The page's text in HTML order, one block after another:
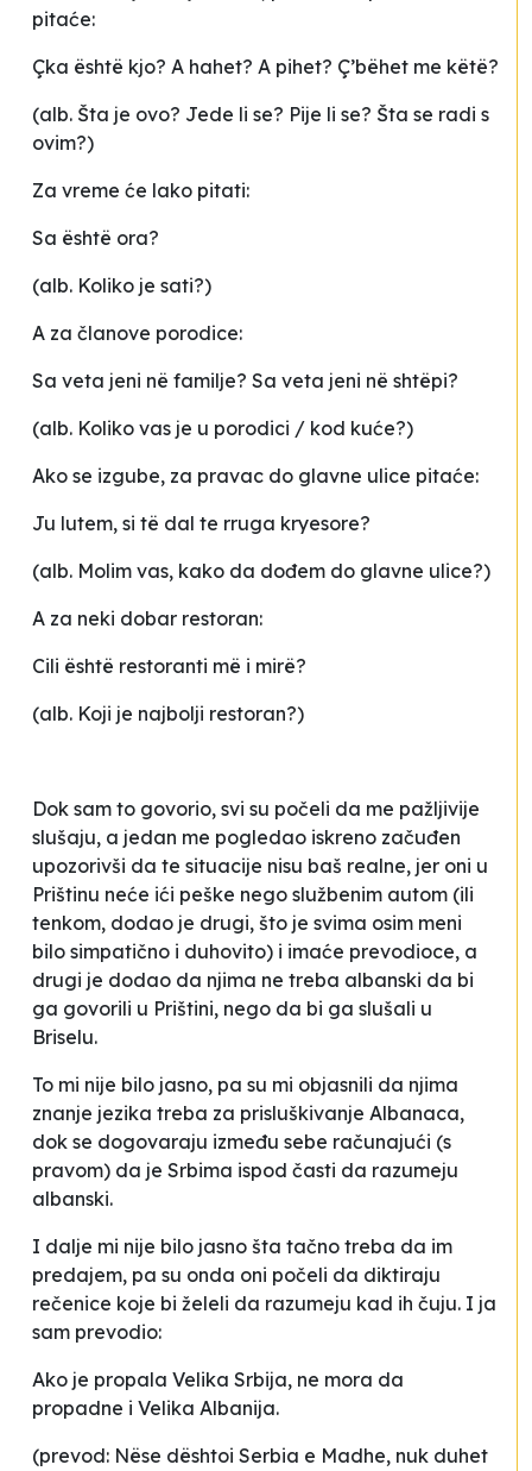
pitaće:
Çka është kjo? A hahet? A pihet? Ç’bëhet me këtë?
(alb. Šta je ovo? Jede li se? Pije li se? Šta se radi s
ovim?)
Za vreme će lako pitati:
Sa është ora?
(alb. Koliko je sati?)
A za članove porodice:
Sa veta jeni në familje? Sa veta jeni në shtëpi?
(alb. Koliko vas je u porodici / kod kuće?)
Ako se izgube, za pravac do glavne ulice pitaće:
Ju lutem, si të dal te rruga kryesore?
(alb. Molim vas, kako da dođem do glavne ulice?)
A za neki dobar restoran:
Cili është restoranti më i mirë?
(alb. Koji je najbolji restoran?)
Dok sam to govorio, svi su počeli da me pažljivije
slušaju, a jedan me pogledao iskreno začuđen
upozorivši da te situacije nisu baš realne, jer oni u
Prištinu neće ići peške nego službenim autom (ili
tenkom, dodao je drugi, što je svima osim meni
bilo simpatično i duhovito) i imaće prevodioce, a
drugi je dodao da njima ne treba albanski da bi
ga govorili u Prištini, nego da bi ga slušali u
Briselu.
To mi nije bilo jasno, pa su mi objasnili da njima
znanje jezika treba za prisluškivanje Albanaca,
dok se dogovaraju između sebe računajući (s
pravom) da je Srbima ispod časti da razumeju
albanski.
I dalje mi nije bilo jasno šta tačno treba da im
predajem, pa su onda oni počeli da diktiraju
rečenice koje bi želeli da razumeju kad ih čuju. I ja
sam prevodio:
Ako je propala Velika Srbija, ne mora da
propadne i Velika Albanija.
(prevod: Nëse dështoi Serbia e Madhe, nuk duhet